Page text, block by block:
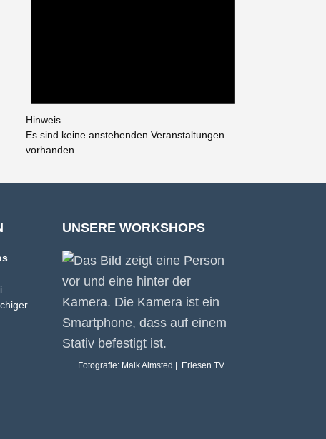
Hinweis
Es sind keine anstehenden Veranstaltungen
vorhanden.
UNSERE WORKSHOPS
Fotografie: Maik Almsted | Erlesen.TV